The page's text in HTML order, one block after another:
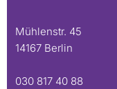
Mühlenstr. 45
14167 Berlin
030 817 40 88